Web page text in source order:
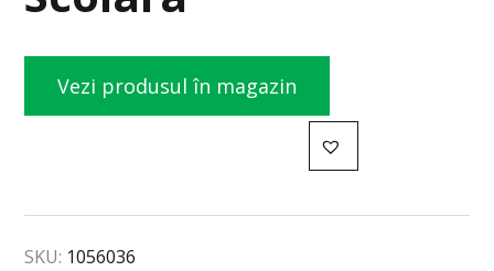
Vezi produsul în magazin
SKU: 1056036